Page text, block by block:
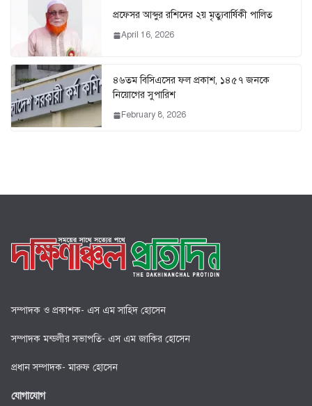
প্রফেসর আব্দুর রশিদের ২য় মৃত্যুবার্ষিকী পালিত
April 16, 2026
৪৬তম বিসিএসের ফল প্রকাশ, ১৪৫৭ জনকে
নিয়োগের সুপারিশ
February 8, 2026
সম্পাদক ও প্রকাশক- এস এম সাহিদ হোসেন
সম্পাদক মন্ডলীর সভাপতি- এস এম জাকির হোসেন
প্রধান সম্পাদক- মারুফ হোসেন
যোগাযোগ